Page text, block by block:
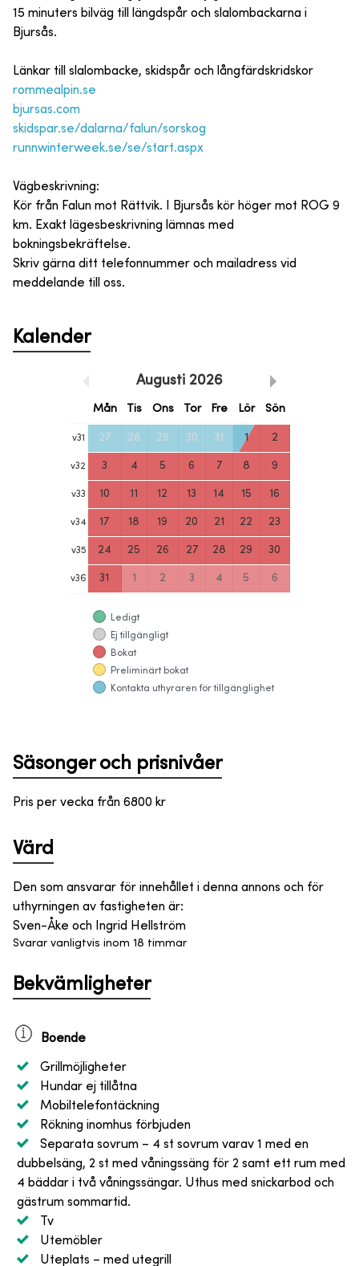
15 minuters bilväg till längdspår och slalombackarna i
Bjursås.
Länkar till slalombacke, skidspår och långfärdskridskor
rommealpin.se
bjursas.com
skidspar.se/dalarna/falun/sorskog
runnwinterweek.se/se/start.aspx
Vägbeskrivning:
Kör från Falun mot Rättvik. I Bjursås kör höger mot ROG 9
km. Exakt lägesbeskrivning lämnas med
bokningsbekräftelse.
Skriv gärna ditt telefonnummer och mailadress vid
meddelande till oss.
Kalender
Augusti 2026
Mån Tis Ons Tor Fre Lör Sön
v31 27 28 29 30 31 1 2
v32 3 4 5 6 7 8 9
v33 10 11 12 13 14 15 16
v34 17 18 19 20 21 22 23
v35 24 25 26 27 28 29 30
v36 31 1 2 3 4 5 6
Ledigt
Ej tillgängligt
Bokat
Preliminärt bokat
Kontakta uthyraren för tillgänglighet
Säsonger och prisnivåer
Pris per vecka från 6800 kr
Värd
Den som ansvarar för innehållet i denna annons och för
uthyrningen av fastigheten är:
Sven-Åke och Ingrid Hellström
Svarar vanligtvis inom 18 timmar
Bekvämligheter
Boende
Grillmöjligheter
Hundar ej tillåtna
Mobiltelefontäckning
Rökning inomhus förbjuden
Separata sovrum – 4 st sovrum varav 1 med en
dubbelsäng, 2 st med våningssäng för 2 samt ett rum med
4 bäddar i två våningssängar. Uthus med snickarbod och
gästrum sommartid.
Tv
Utemöbler
Uteplats – med utegrill